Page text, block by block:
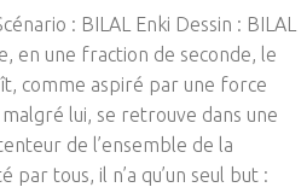
: BILAL Enki Dessin : BILAL
en une fraction de seconde, le
comme aspiré par une force
lui, se retrouve dans une
de l’ensemble de la
par tous, il n’a qu’un seul but :